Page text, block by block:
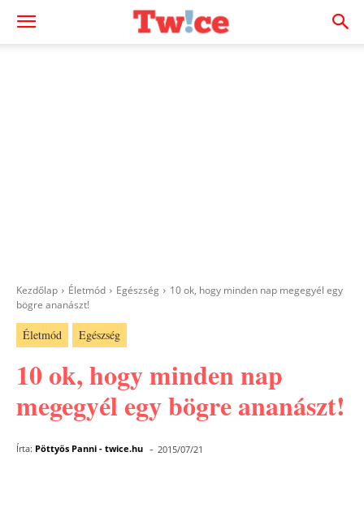
Kezdőlap Életmód Egészség
10 ok, hogy minden nap megegyél egy
bögre ananászt!
Életmód Egészség
10 ok, hogy minden nap
megegyél egy bögre ananászt!
Írta: Pöttyös Panni - twice.hu - 2015/07/21